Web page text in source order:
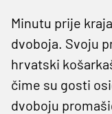
Minutu prije
dvoboja. Svoju
hrvatski
čime su gosti
dvoboju